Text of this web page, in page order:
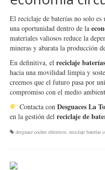
El reciclaje de baterías no solo
una oportunidad dentro de la
materiales valiosos reduce la
mineras y abarata la producción
En definitiva, el reciclaje
hacia una movilidad limpia y
creemos que el futuro pasa por
compromiso con el medio
Contacta con Desguaces La
en la gestión del reciclaje de
desguace coches eléctricos, reciclaje baterías